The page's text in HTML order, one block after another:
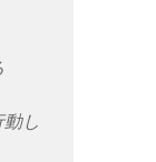
し